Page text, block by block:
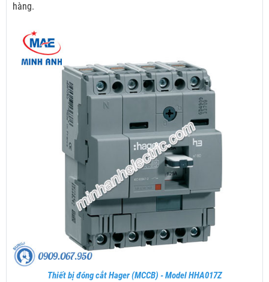
hàng.
Thiết bị đóng cắt Hager (MCCB) - Model HHA017Z